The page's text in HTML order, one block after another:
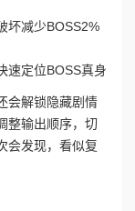
坏减少BOSS2%
速定位BOSS真身
会解锁隐藏剧情
整输出顺序，切
会发现，看似复